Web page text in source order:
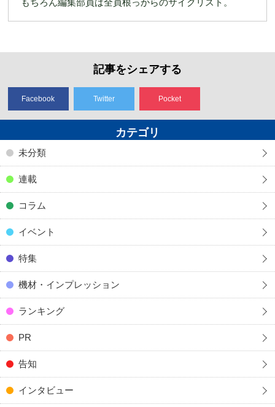
もちろん編集部員は全員根っからのサイクリスト。
記事をシェアする
Facebook Twitter Pocket
カテゴリ
未分類
連載
コラム
イベント
特集
機材・インプレッション
ランキング
PR
告知
インタビュー